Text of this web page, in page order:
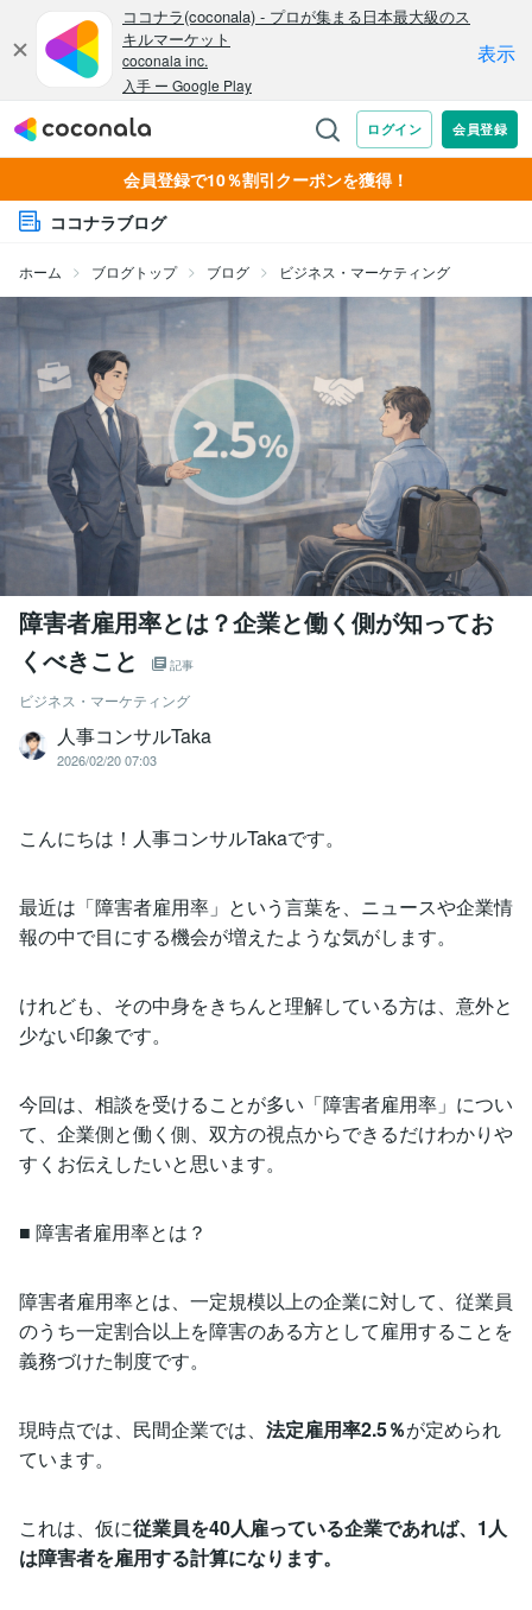
会員登録で10％割引クーポンを獲得！
ココナラブログ
ホーム ブログトップ ブログ ビジネス・マーケティング
障害者雇用率とは？企業と働く側が知ってお
くべきこと
記事
ビジネス・マーケティング
人事コンサルTaka
2026/02/20 07:03
こんにちは！人事コンサルTakaです。
最近は「障害者雇用率」という言葉を、ニュースや企業情
報の中で目にする機会が増えたような気がします。
けれども、その中身をきちんと理解している方は、意外と
少ない印象です。
今回は、相談を受けることが多い「障害者雇用率」につい
て、企業側と働く側、双方の視点からできるだけわかりや
すくお伝えしたいと思います。
■ 障害者雇用率とは？
障害者雇用率とは、一定規模以上の企業に対して、従業員
のうち一定割合以上を障害のある方として雇用することを
義務づけた制度です。
現時点では、民間企業では、 法定雇用率2.5％が定められ
ています。
これは、仮に従業員を40人雇っている企業であれば、1人
は障害者を雇用する計算になります。